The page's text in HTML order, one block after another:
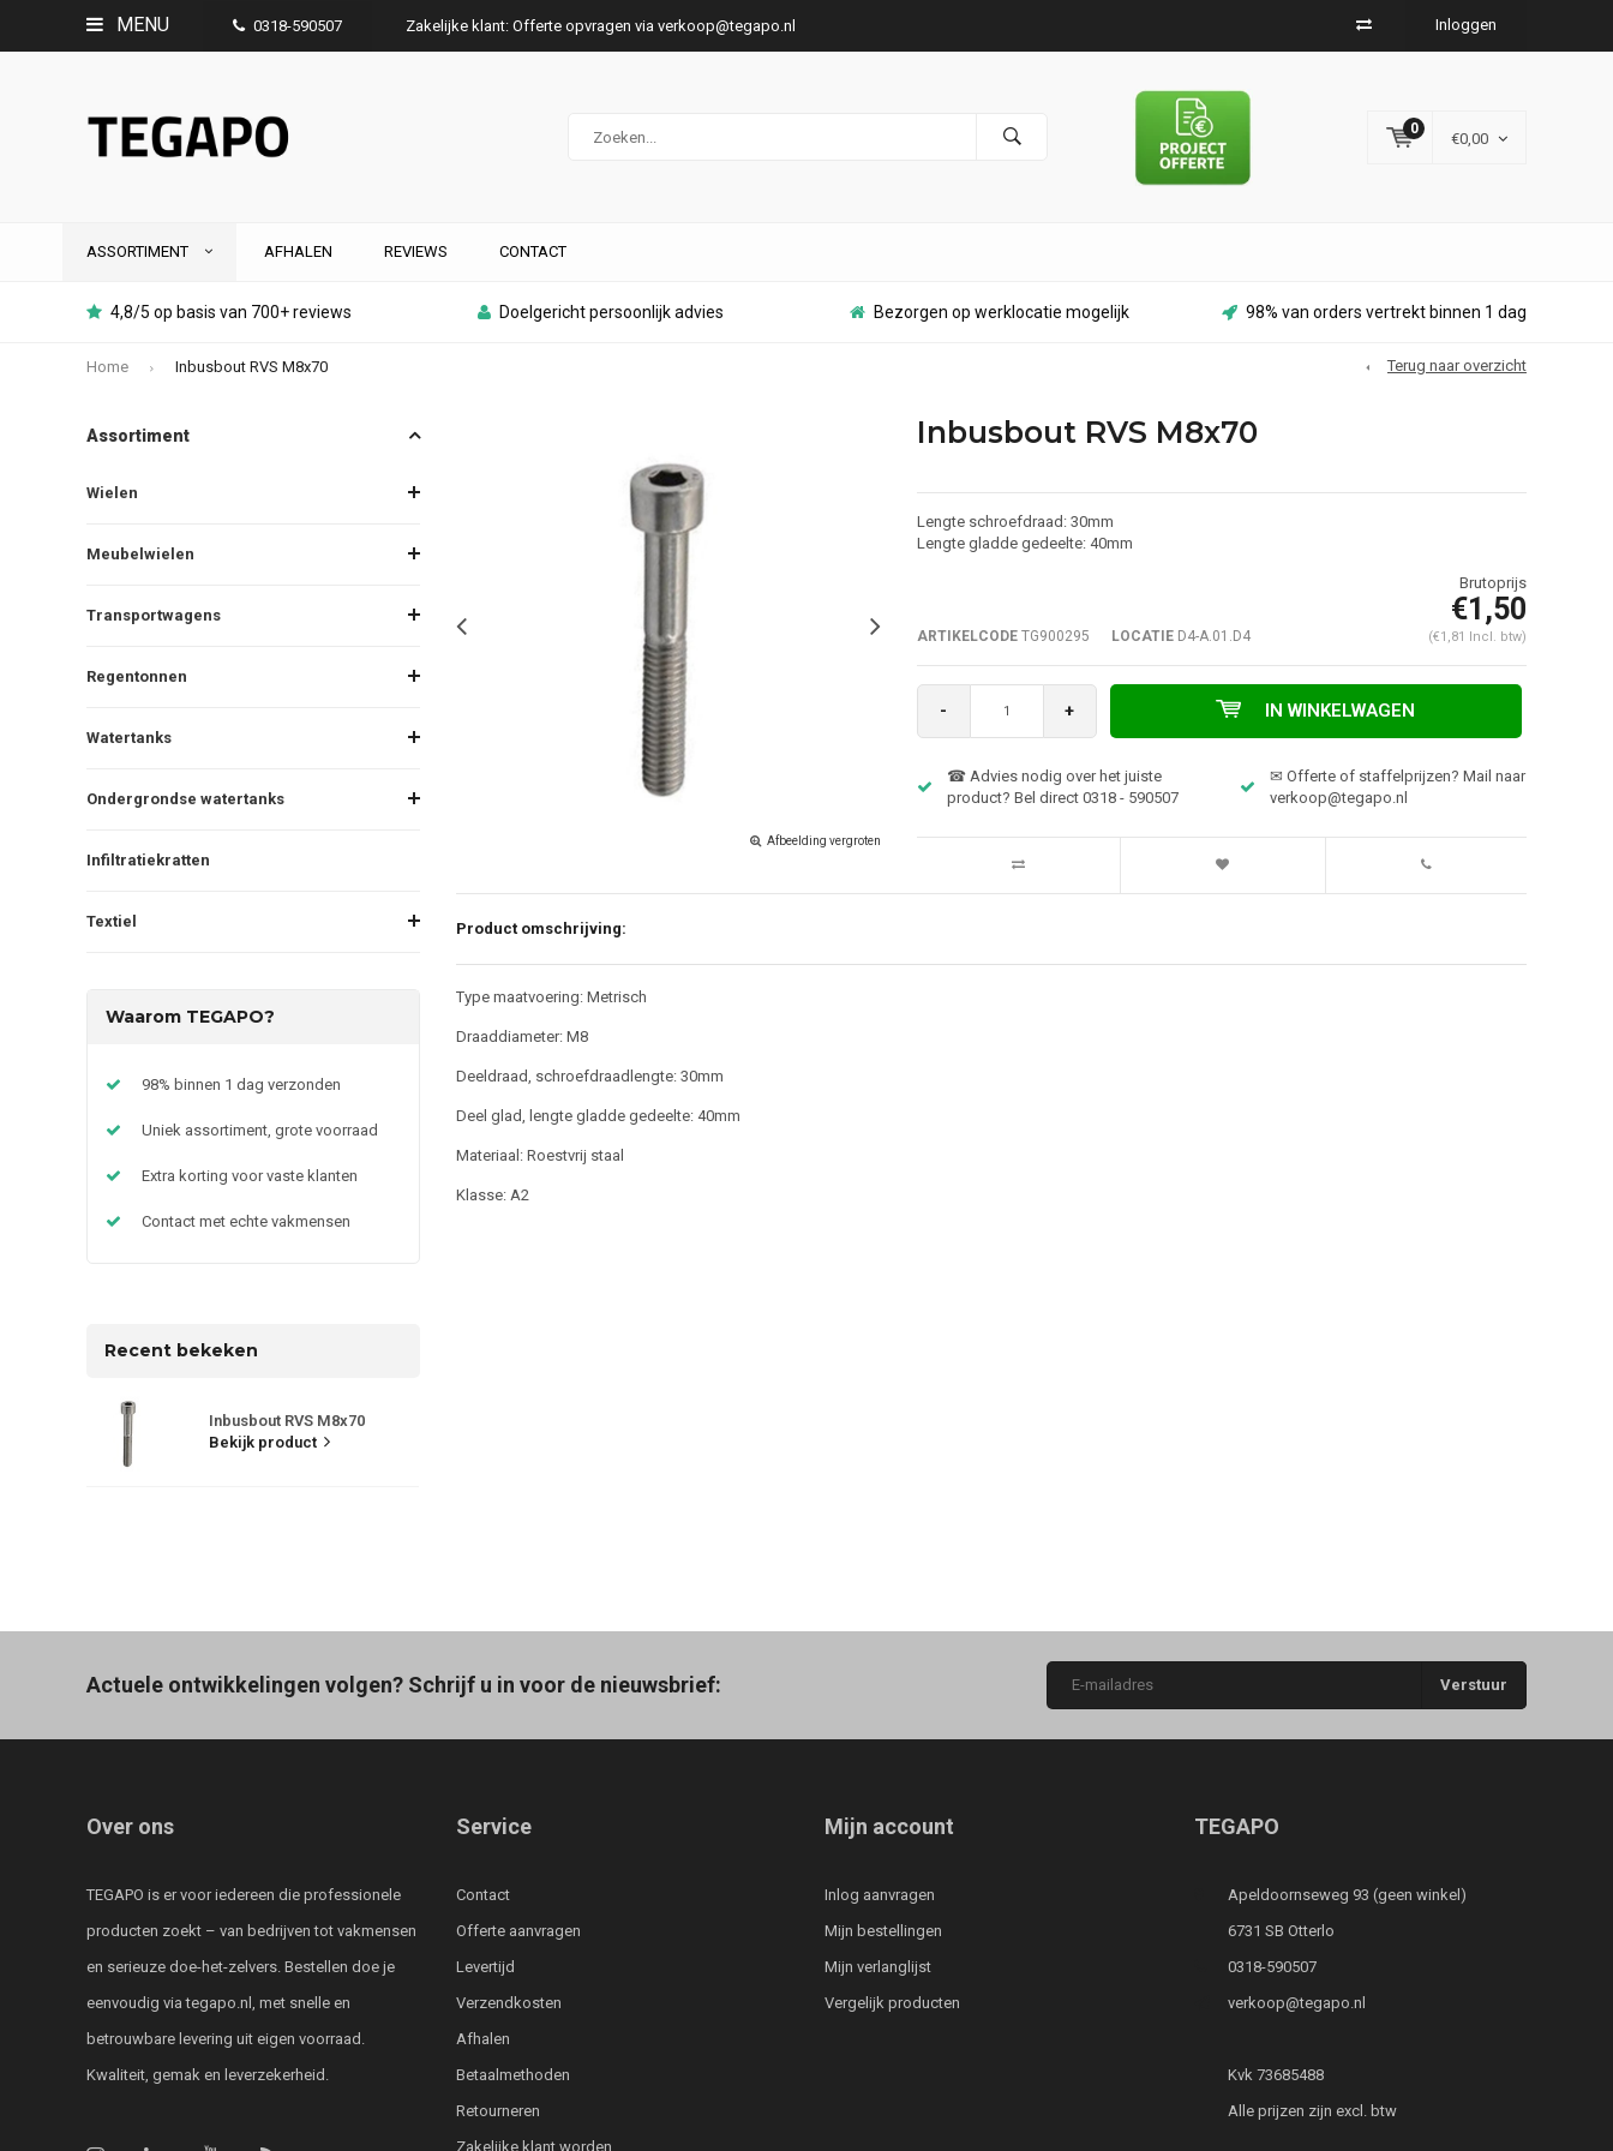
MENU 0318-590507 Zakelijke klant: Offerte opvragen via verkoop@tegapo.nl Inloggen
0
€0,00
ASSORTIMENT AFHALEN REVIEWS CONTACT
4,8/5 op basis van 700+ reviews Doelgericht persoonlijk advies Bezorgen op werklocatie mogelijk 98% van orders vertrekt binnen 1 dag
Home Inbusbout RVS M8x70 Terug naar overzicht
Assortiment
Wielen
Meubelwielen
Transportwagens
Regentonnen
Watertanks
Ondergrondse watertanks
Infiltratiekratten
Textiel
Waarom TEGAPO?
98% binnen 1 dag verzonden
Uniek assortiment, grote voorraad
Extra korting voor vaste klanten
Contact met echte vakmensen
Recent bekeken
Inbusbout RVS M8x70
Bekijk product
Afbeelding vergroten
Inbusbout RVS M8x70
Lengte schroefdraad: 30mm
Lengte gladde gedeelte: 40mm
ARTIKELCODETG900295 LOCATIED4-A.01.D4
€1,50
(€1,81 Incl. btw)
- + IN WINKELWAGEN
☎ Advies nodig over het juiste
product? Bel direct 0318 - 590507
✉ Offerte of staffelprijzen? Mail naar
verkoop@tegapo.nl
Product omschrijving:
Type maatvoering: Metrisch
Draaddiameter: M8
Deeldraad, schroefdraadlengte: 30mm
Deel glad, lengte gladde gedeelte: 40mm
Materiaal: Roestvrij staal
Klasse: A2
Actuele ontwikkelingen volgen? Schrijf u in voor de nieuwsbrief: Verstuur
Over ons
TEGAPO is er voor iedereen die professionele
producten zoekt – van bedrijven tot vakmensen
en serieuze doe-het-zelvers. Bestellen doe je
eenvoudig via tegapo.nl, met snelle en
betrouwbare levering uit eigen voorraad.
Kwaliteit, gemak en leverzekerheid.
Service
Contact
Offerte aanvragen
Levertijd
Verzendkosten
Afhalen
Betaalmethoden
Retourneren
Zakelijke klant worden
Mijn account
Inlog aanvragen
Mijn bestellingen
Mijn verlanglijst
Vergelijk producten
TEGAPO
Apeldoornseweg 93 (geen winkel)
6731 SB Otterlo
0318-590507
verkoop@tegapo.nl
Kvk 73685488
Alle prijzen zijn excl. btw